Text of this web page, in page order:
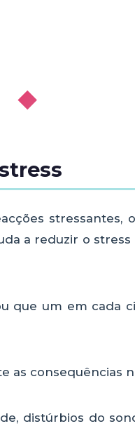
◆
stressantes,
a reduzir o
que um em cada
consequências
distúrbios do